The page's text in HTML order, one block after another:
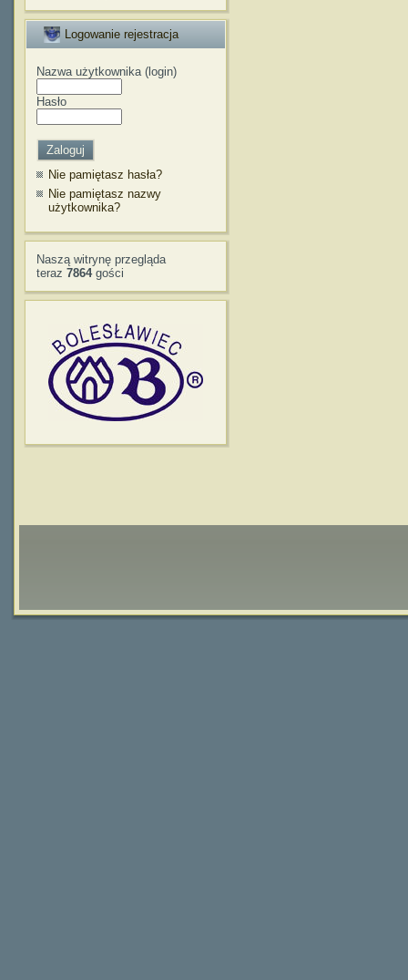
Logowanie rejestracja
Nazwa użytkownika (login)
Hasło
Nie pamiętasz hasła?
Nie pamiętasz nazwy
użytkownika?
Naszą witrynę przegląda
teraz 7864gości